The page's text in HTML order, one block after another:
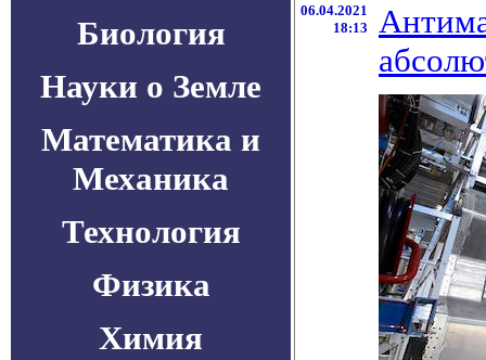
Биология
Науки о Земле
Математика и
Механика
Технология
Физика
Химия
06.04.2021
18:13